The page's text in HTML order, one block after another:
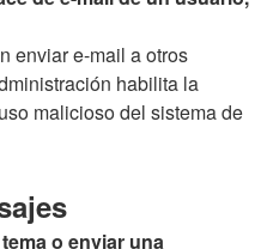
enviar e-mail a otros
habilita la
malicioso del sistema de
o enviar una